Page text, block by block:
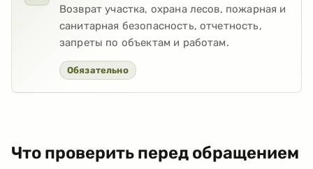
Возврат участка, охрана лесов, пожарная и
санитарная безопасность, отчетность,
запреты по объектам и работам.
Обязательно
Что проверить перед обращением